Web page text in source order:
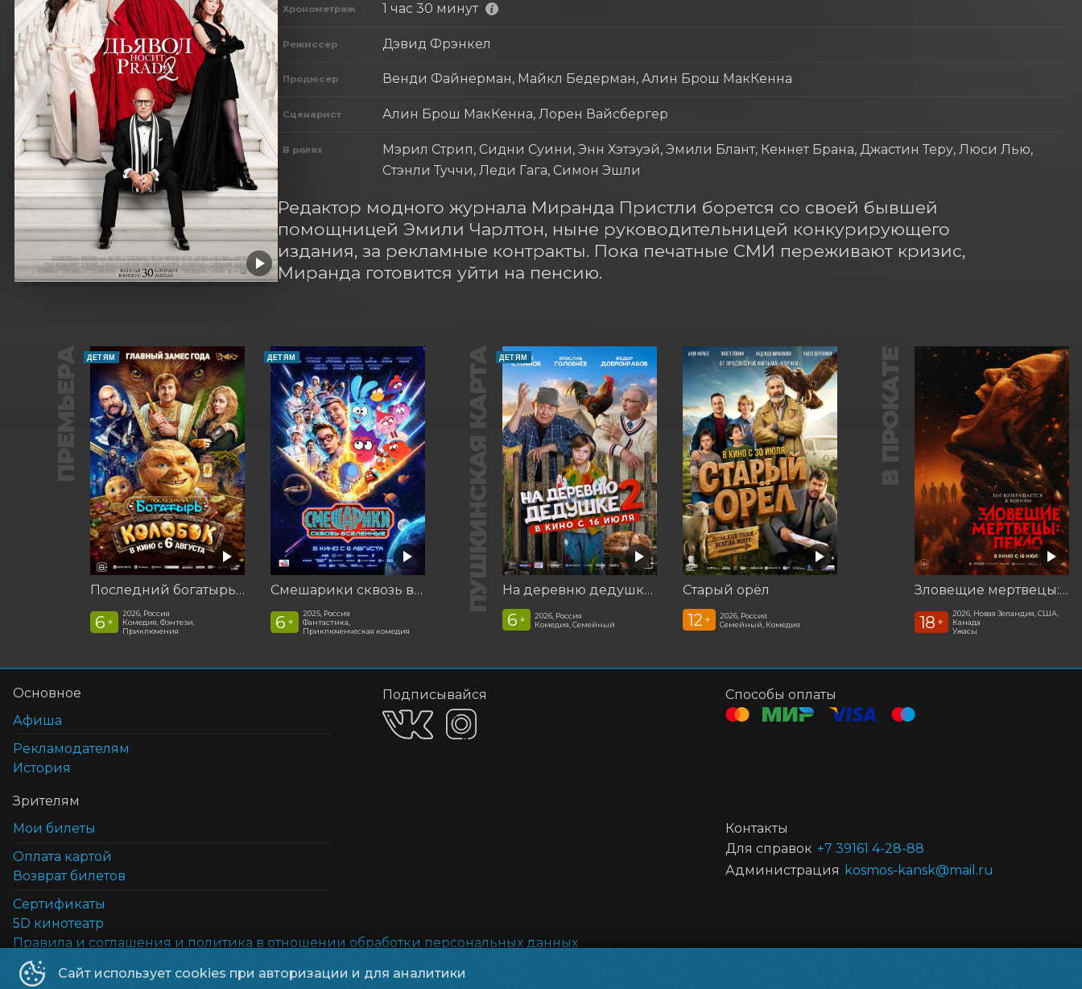
Хронометраж 1 час 30 минут
Режиссер Дэвид Фрэнкел
Продюсер Венди Файнерман, Майкл Бедерман, Алин Брош МакКенна
Сценарист Алин Брош МакКенна, Лорен Вайсбергер
В ролях
Мэрил Стрип, Сидни Суини, Энн Хэтэуэй, Эмили Блант, Кеннет Брана, Джастин Теру, Люси Лью,
Стэнли Туччи, Леди Гага, Симон Эшли
Редактор модного журнала Миранда Пристли борется со своей бывшей
помощницей Эмили Чарлтон, ныне руководительницей конкурирующего
издания, за рекламные контракты. Пока печатные СМИ переживают кризис,
Миранда готовится уйти на пенсию.
ПРЕМЬЕРА ДЕТЯМ
Последний богатырь. Колобок
6 +
2026, Россия
Комедия, Фэнтези,
Приключения
ДЕТЯМ
Смешарики сквозь вселенные
6 +
2025, Россия
Фантастика,
Приключенческая комедия
ПУШКИНСКАЯ КАРТА ДЕТЯМ
На деревню дедушке 2
6 +
2026, Россия
Комедия, Семейный
Старый орёл
12 +
2026, Россия
Семейный, Комедия
В ПРОКАТЕ
Зловещие мертвецы: Пекло
18 +
2026, Новая Зеландия, США,
Канада
Ужасы
Сайт использует cookies при авторизации и для аналитики
Основное
Афиша
Рекламодателям
История
Зрителям
Мои билеты
Оплата картой
Возврат билетов
Cертификаты
5D кинотеатр
Правила и соглашения и политика в отношении обработки персональных данных
Подписывайся Способы оплаты
Контакты
Для справок +7 39161 4-28-88
Администрация kosmos-kansk@mail.ru